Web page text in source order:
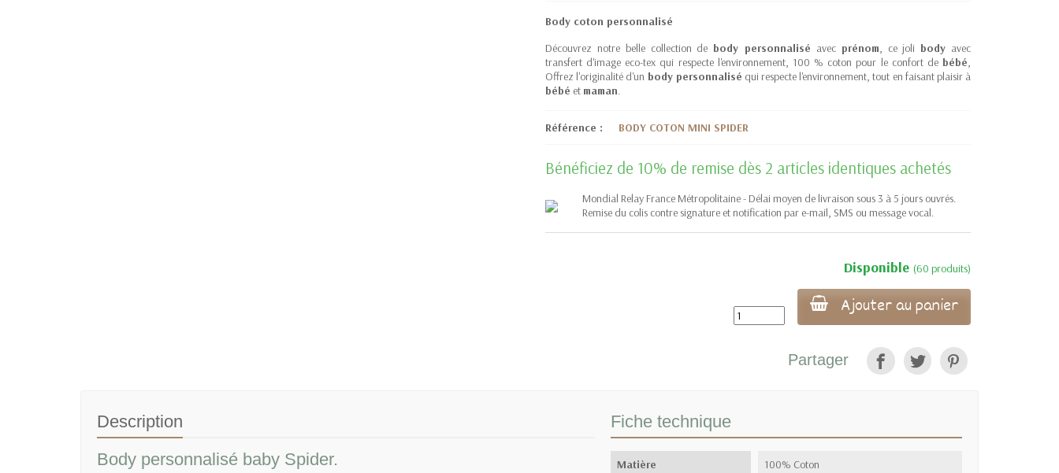
Body coton personnalisé
Découvrez notre belle collection de body personnalisé avec prénom, ce joli body avec
transfert d'image eco-tex qui respecte l'environnement, 100 % coton pour le confort de bébé,
Offrez l'originalité d'un body personnalisé qui respecte l'environnement, tout en faisant plaisir à
bébé et maman.
Référence : BODY COTON MINI SPIDER
Bénéficiez de 10% de remise dès 2 articles identiques achetés
Mondial Relay France Métropolitaine - Délai moyen de livraison sous 3 à 5 jours ouvrés.
Remise du colis contre signature et notification par e-mail, SMS ou message vocal.
Disponible (60 produits)
Ajouter au panier
Partager
Description
Body personnalisé baby Spider.
Fiche technique
Matière 100% Coton